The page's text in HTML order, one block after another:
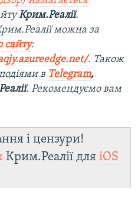
Крим.Реалії.
можна за
сайту:
. Також
в Telegram,
. Рекомендуємо вам
і цензури!
Крим.Реалії для iOS